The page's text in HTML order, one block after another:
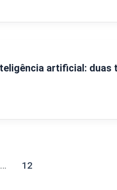
artificial: duas
… 12